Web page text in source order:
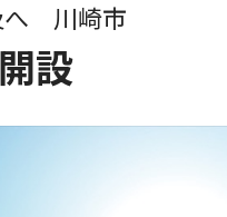
へ 川崎市
設